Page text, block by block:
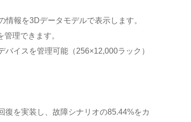
報を3Dデータモデルで表示します。
理できます。
イスを管理可能（256×12,000ラック）
を実装し、故障シナリオの85.44%をカ